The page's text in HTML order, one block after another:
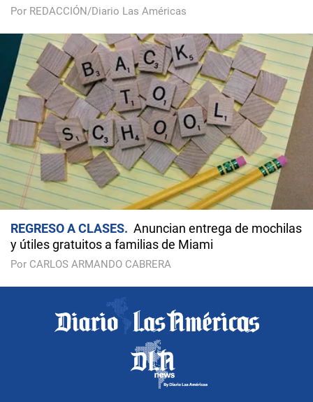
Por REDACCIÓN/Diario Las Américas
REGRESO A CLASES
Anuncian entrega de mochilas
y útiles gratuitos a familias de Miami
Por CARLOS ARMANDO CABRERA